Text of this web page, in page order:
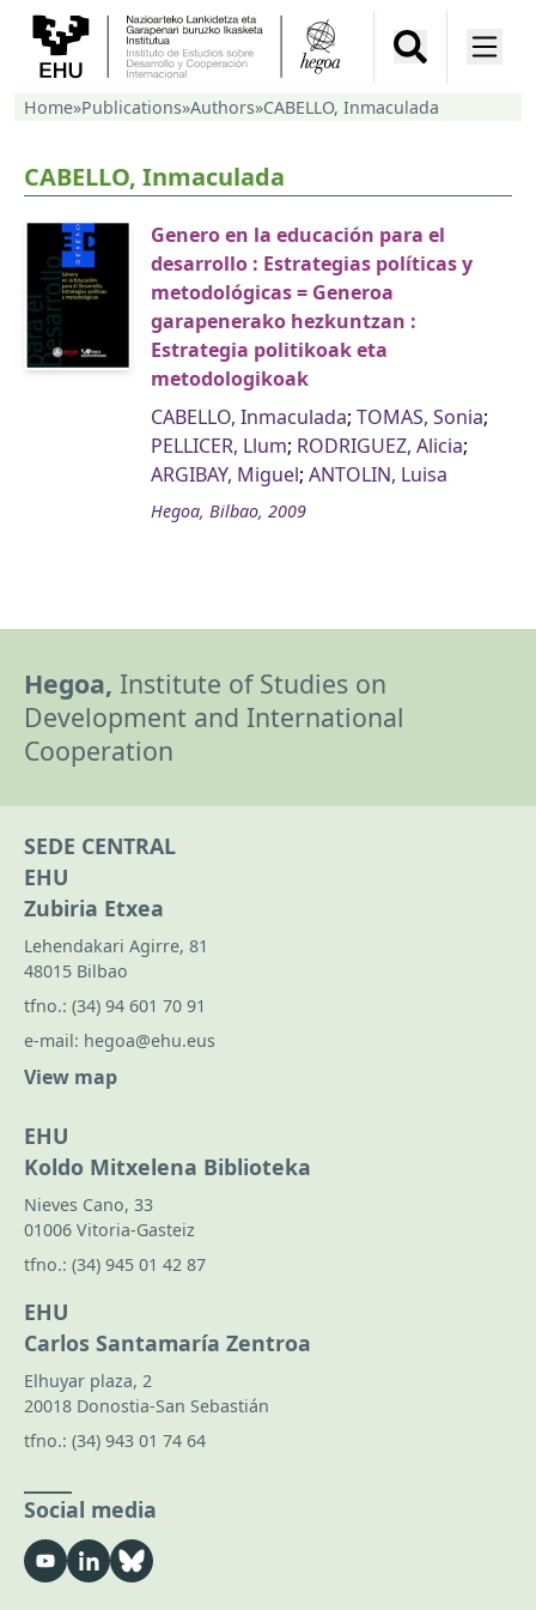
Home»Publications»Authors»CABELLO, Inmaculada
CABELLO, Inmaculada
Genero en la educación para el
desarrollo : Estrategias políticas y
metodológicas = Generoa
garapenerako hezkuntzan :
Estrategia politikoak eta
metodologikoak
CABELLO, Inmaculada; TOMAS, Sonia;
PELLICER, Llum; RODRIGUEZ, Alicia;
ARGIBAY, Miguel; ANTOLIN, Luisa
Hegoa, Bilbao, 2009
Hegoa, Institute of Studies on
Development and International
Cooperation
SEDE CENTRAL
EHU
Zubiria Etxea
Lehendakari Agirre, 81
48015 Bilbao
tfno.: (34) 94 601 70 91
e-mail: hegoa@ehu.eus
View map
EHU
Koldo Mitxelena Biblioteka
Nieves Cano, 33
01006 Vitoria-Gasteiz
tfno.: (34) 945 01 42 87
EHU
Carlos Santamaría Zentroa
Elhuyar plaza, 2
20018 Donostia-San Sebastián
tfno.: (34) 943 01 74 64
Social media